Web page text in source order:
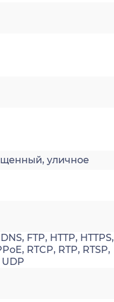
уличное
FTP, HTTP, HTTPS,
RTCP, RTP, RTSP,
UDP